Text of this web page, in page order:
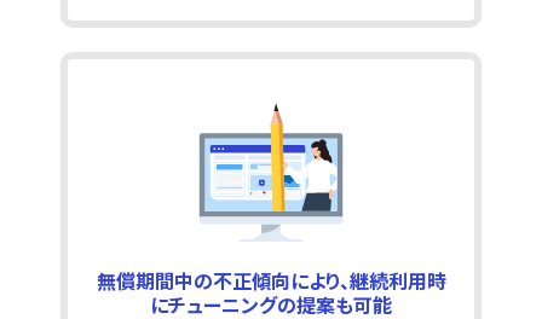
無償期間中の不正傾向により、継続利用時
にチューニングの提案も可能